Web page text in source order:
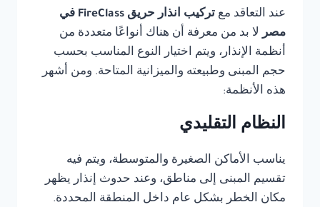
عند التعاقد مع
تركيب انذار حريق FireClass في
مصر لا بد من معرفة أن هناك أنواعًا متعددة من
أنظمة الإنذار، ويتم اختيار النوع المناسب بحسب
حجم المبنى وطبيعته والميزانية المتاحة. ومن أشهر
هذه الأنظمة:
النظام التقليدي
يناسب الأماكن الصغيرة والمتوسطة، ويتم فيه
تقسيم المبنى إلى مناطق، وعند حدوث إنذار يظهر
مكان الخطر بشكل عام داخل المنطقة المحددة.